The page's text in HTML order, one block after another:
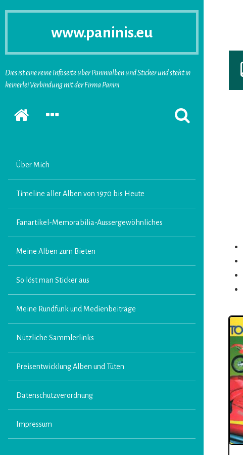
www.paninis.eu
Dies ist eine reine Infoseite über Paninialben und Sticker und steht in
keinerlei Verbindung mit der Firma Panini
Startseite
SEKUNDÄRE
SUCHFORMULAR
ERSCHEINEN
Über Mich
Timeline aller Alben von 1970 bis Heute
Fanartikel-Memorabilia-Aussergewöhnliches
Meine Alben zum Bieten
So löst man Sticker aus
Meine Rundfunk und Medienbeiträge
Nützliche Sammlerlinks
Preisentwicklung Alben und Tüten
Datenschutzverordnung
Impressum